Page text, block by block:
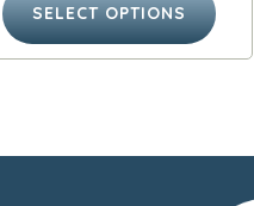
SELECT OPTIONS